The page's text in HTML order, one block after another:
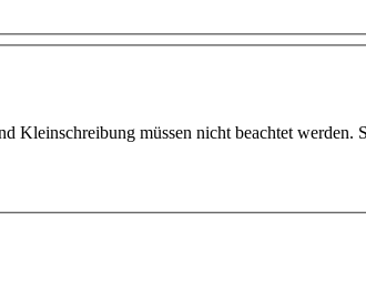
Kleinschreibung müssen nicht beachtet